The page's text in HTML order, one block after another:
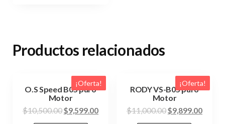
Productos relacionados
¡Oferta!
O.S Speed B05 puro
Motor
$10,500.00El
precio
$9,599.00El
¡Oferta!
RODY VS-B05 puro
Motor
$11,000.00El
precio
$9,899.00El